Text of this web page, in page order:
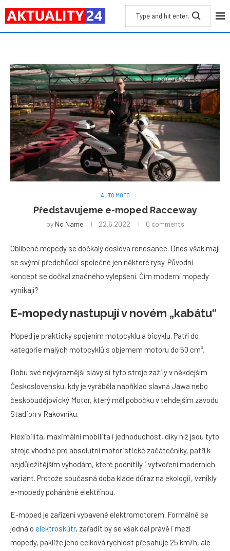
AUTO MOTO
Představujeme e-moped Racceway
by No Name 22.6.2022 0 comments
Oblíbené mopedy se dočkaly doslova renesance. Dnes však mají
se svými předchůdci společné jen některé rysy. Původní
koncept se dočkal značného vylepšení. Čím moderní mopedy
vynikají?
E-mopedy nastupují v novém „kabátu“
Moped je prakticky spojením motocyklu a bicyklu. Patří do
kategorie malých motocyklů s objemem motoru do 50 cm³.
Dobu své nejvýraznější slávy si tyto stroje zažily v někdejším
Československu, kdy je vyráběla například slavná Jawa nebo
českobudějovický Motor, který měl pobočku v tehdejším závodu
Stadion v Rakovníku.
Flexibilita, maximální mobilita i jednoduchost, díky níž jsou tyto
stroje vhodné pro absolutní motoristické začátečníky, patří k
nejdůležitějším výhodám, které podnítily i vytvoření moderních
variant. Protože současná doba klade důraz na ekologii, vznikly
e-mopedy poháněné elektřinou.
E-moped je zařízení vybavené elektromotorem. Formálně se
jedná o elektroskútr, zařadit by se však dal právě i mezi
mopedy, pakliže jeho celková rychlost přesahuje 25 km/h, ale